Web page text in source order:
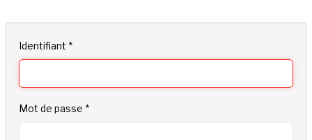
Identifiant *
Mot de passe *